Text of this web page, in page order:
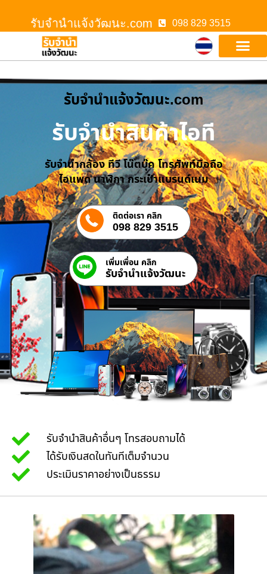
รับจํานําแจ้งวัฒนะ.com 098 829 3515
รับจํานําแจ้งวัฒนะ.com
รับจำนำสินค้าไอที
รับจำนำกล้อง ทีวี โน๊ตบุ๊ค โทรศัพท์มือถือ
ไอแพด นาฬิกา กระเป๋าแบรนด์เนม
ติดต่อเรา คลิก
098 829 3515
เพิ่มเพื่อน คลิก
รับจํานําแจ้งวัฒนะ
รับจำนำสินค้าอื่นๆ โทรสอบถามได้
ได้รับเงินสดในทันทีเต็มจำนวน
ประเมินราคาอย่างเป็นธรรม